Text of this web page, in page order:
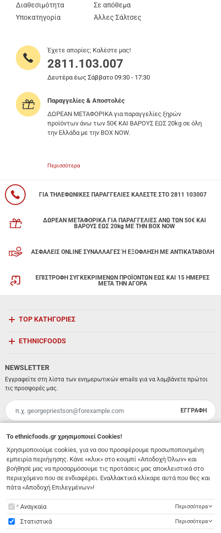
Διαθεσιμότητα
Σε απόθεμα
Υποκατηγορία
Άλλες Σάλτσες
Έχετε απορίες; Καλέστε μας!
2811.103.007
Δευτέρα έως Σάββατο 09:30 - 17:30
Παραγγελίες & Αποστολές
ΔΩΡΕΑΝ ΜΕΤΑΦΟΡΙΚΑ για παραγγελίες ξηρών
προϊόντων άνω των 50€ ΚΑΙ ΒΑΡΟΥΣ ΕΩΣ 20kg σε όλη
την Ελλάδα με την BOX NOW.
Περισσότερα
ΓΙΑ ΤΗΛΕΦΩΝΙΚΕΣ ΠΑΡΑΓΓΕΛΙΕΣ ΚΑΛΕΣΤΕ ΣΤΟ 2811 103007
ΔΩΡΕΑΝ ΜΕΤΑΦΟΡΙΚΑ ΓΙΑ ΠΑΡΑΓΓΕΛΙΕΣ ΑΝΩ ΤΩΝ 50€ ΚΑΙ
ΒΑΡΟΥΣ ΕΩΣ 20kg ΜΕ ΤΗΝ BOX NOW
ΑΣΦΑΛΕΙΣ ONLINE ΣΥΝΑΛΛΑΓΕΣ Ή ΕΞΟΦΛΗΣΗ ΜΕ ΑΝΤΙΚΑΤΑΒΟΛΗ
ΕΠΙΣΤΡΟΦΗ ΣΥΓΚΕΚΡΙΜΕΝΩΝ ΠΡΟΪΟΝΤΩΝ ΕΩΣ ΚΑΙ 15 ΗΜΕΡΕΣ
ΜΕΤΑ ΤΗΝ ΑΓΟΡΑ
Λ. 62 Μαρτύρων 231,Ηράκλειο Κρήτης, Νότιο Αιγαίο,Τ.Κ. 71303 Ελλάδα
info@ethnicfoods.gr 2811.103.007
Ωράριο φυσικού καταστήματος: Δευτέρα, Τρίτη, Τετάρτη & Σάββατο 09:30 - 18:00, Πέμπτη,
Παρασκευή 09:30 - 21:00
TOP ΚΑΤΗΓΟΡΙΕΣ
ETHNICFOODS
NEWSLETTER
Εγγραφείτε στη λίστα των ενημερωτικών emails για να λαμβάνετε πρώτοι
τις προσφορές μας.
Email
ΕΓΓΡΑΦΗ
Έχω διαβάσει κι αποδέχομαι τουςόρους χρήσης
To ethnicfoods.gr χρησιμοποιεί Cookies!
Χρησιμοποιούμε cookies, για να σου προσφέρουμε προσωποποιημένη
εμπειρία περιήγησης. Κάνε «κλικ» στο κουμπί «Αποδοχή Όλων» και
βοήθησέ μας να προσαρμόσουμε τις προτάσεις μας αποκλειστικά στο
περιεχόμενο που σε ενδιαφέρει. Εναλλακτικά κλίκαρε αυτά που θες και
πάτα «Αποδοχή Επιλεγμένων»!
Toethnicfoods.gr χρησιμοποιεί Cookies!
Αναγκαία Περισσότερα
Στατιστικά Περισσότερα